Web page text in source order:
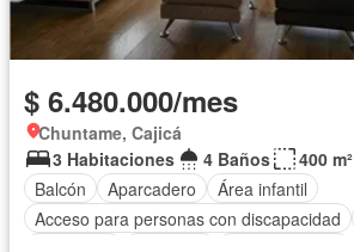
$ 6.480.000/mes
Chuntame, Cajicá
3 Habitaciones
4 Baños
400 m²
Balcón
Aparcadero
Área infantil
Acceso para personas con discapacidad